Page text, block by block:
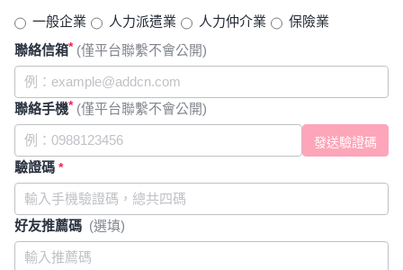
一般企業 人力派遣業 人力仲介業
保險業
聯絡信箱* (僅平台聯繫不會公開)
聯絡手機* (僅平台聯繫不會公開)
驗證碼 *
好友推薦碼 (選填)